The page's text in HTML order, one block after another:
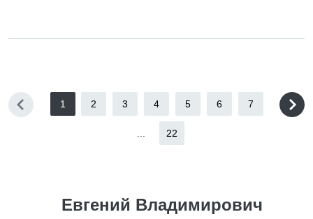
1 2 3 4 5 6 7
22
Евгений Владимирович